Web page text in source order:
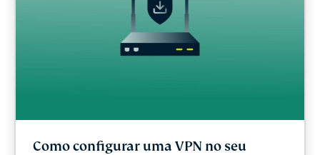
Como configurar uma VPN no seu